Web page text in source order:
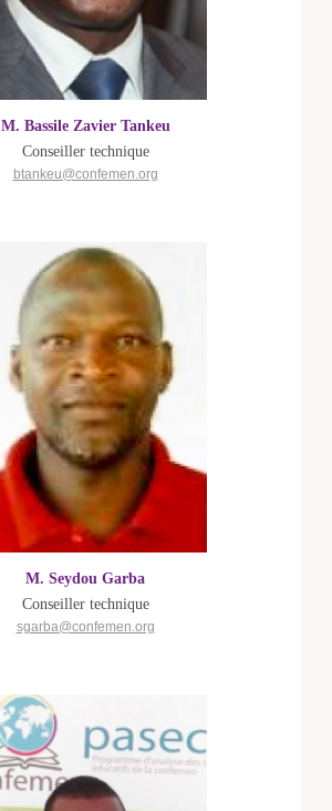
M. Bassile Zavier Tankeu
Conseiller technique
btankeu@confemen.org
M. Seydou Garba
Conseiller technique
sgarba@confemen.org